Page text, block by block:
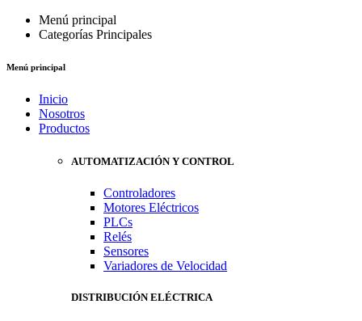
Menú principal
Categorías Principales
Menú principal
Inicio
Nosotros
Productos
AUTOMATIZACIÓN Y CONTROL
Controladores
Motores Eléctricos
PLCs
Relés
Sensores
Variadores de Velocidad
DISTRIBUCIÓN ELÉCTRICA